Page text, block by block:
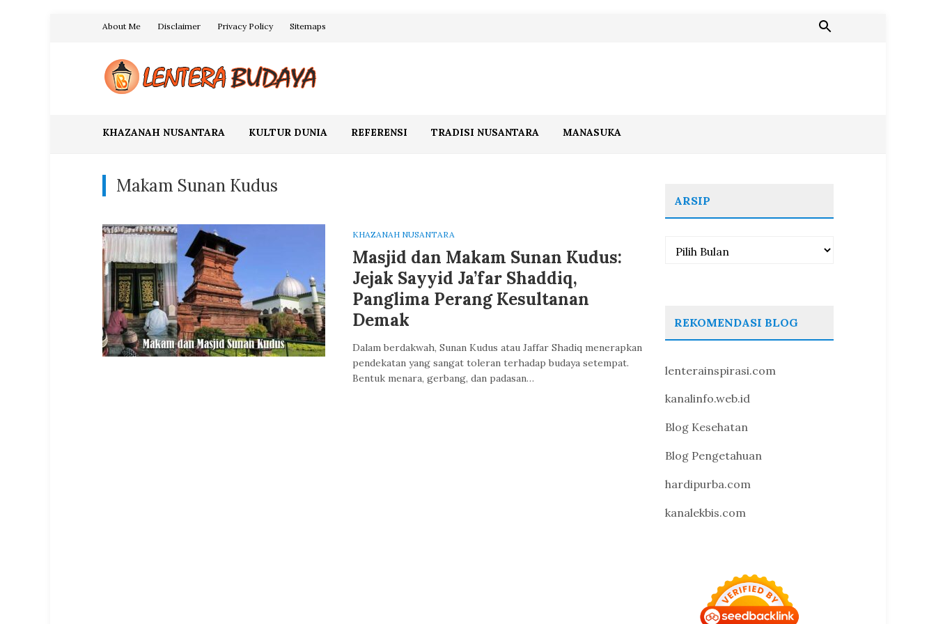
About Me Disclaimer Privacy Policy Sitemaps
KHAZANAH NUSANTARA KULTUR DUNIA REFERENSI TRADISI NUSANTARA MANASUKA
Makam Sunan Kudus
KHAZANAH NUSANTARA
Masjid dan Makam Sunan Kudus:
Jejak Sayyid Ja’far Shaddiq,
Panglima Perang Kesultanan
Demak
Dalam berdakwah, Sunan Kudus atau Jaffar Shadiq menerapkan
pendekatan yang sangat toleran terhadap budaya setempat.
Bentuk menara, gerbang, dan padasan…
ARSIP
Arsip
REKOMENDASI BLOG
lenterainspirasi.com
kanalinfo.web.id
Blog Kesehatan
Blog Pengetahuan
hardipurba.com
kanalekbis.com